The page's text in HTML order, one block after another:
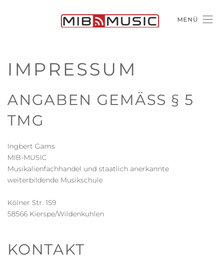
MENÜ
IMPRESSUM
ANGABEN GEMÄSS § 5 T
MG
Ingbert Gams
MIB-MUSIC
Musikalienfachhandel und staatlich anerkannte
weiterbildende Musikschule
Kölner Str. 159
58566 Kierspe/Wildenkuhlen
KONTAKT